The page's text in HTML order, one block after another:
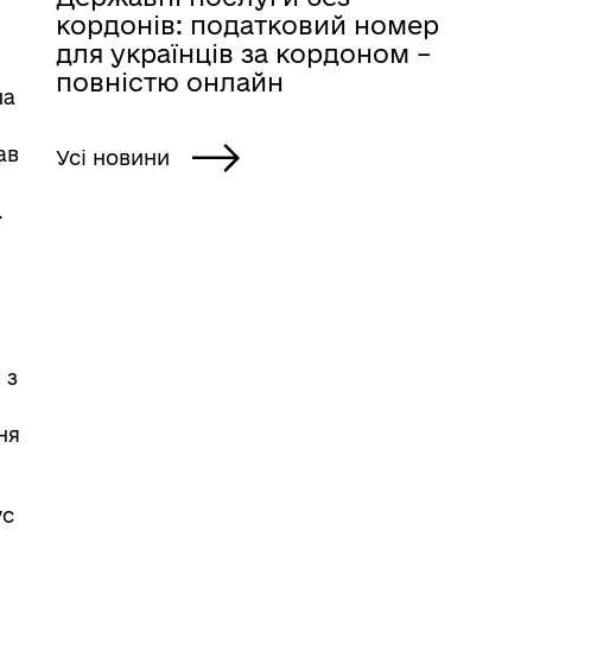
з
кордонів: податковий номер
для українців за кордоном –
повністю онлайн
Усі новини